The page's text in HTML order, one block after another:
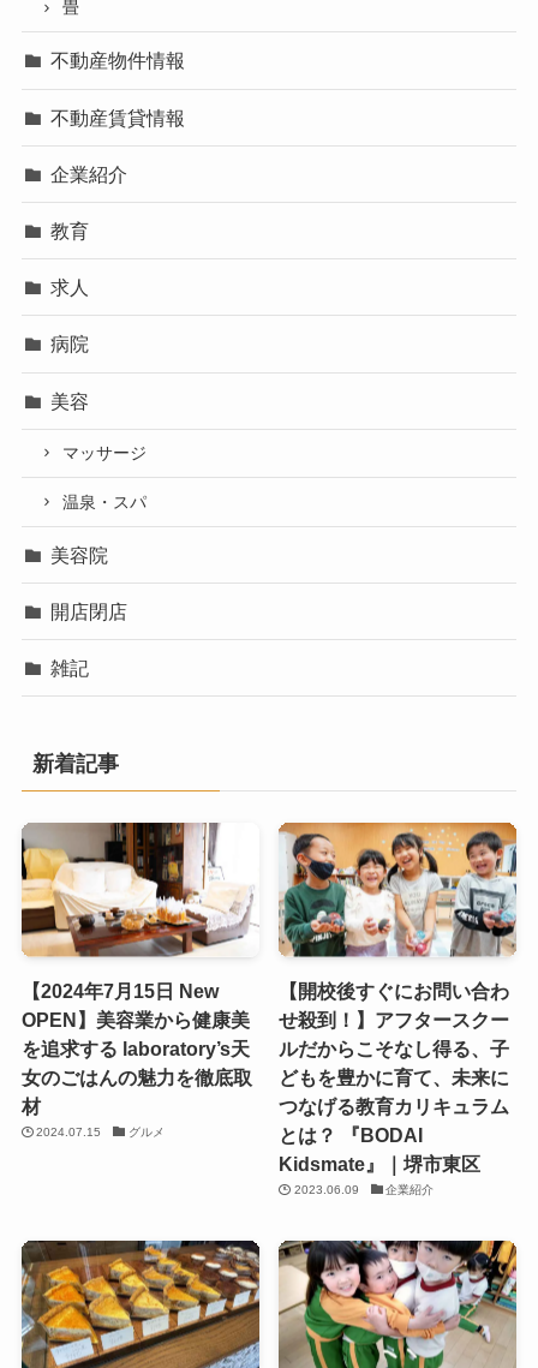
畳
不動産物件情報
不動産賃貸情報
企業紹介
教育
求人
病院
美容
マッサージ
温泉・スパ
美容院
開店閉店
雑記
新着記事
【2024年7月15日 New
OPEN】美容業から健康美
を追求する laboratory’s天
女のごはんの魅力を徹底取
材
2024.07.15 グルメ
【開校後すぐにお問い合わ
せ殺到！】アフタースクー
ルだからこそなし得る、子
どもを豊かに育て、未来に
つなげる教育カリキュラム
とは？ 『BODAI
Kidsmate』｜堺市東区
2023.06.09 企業紹介